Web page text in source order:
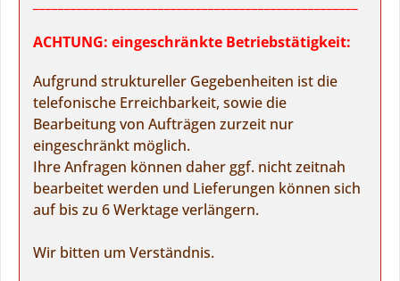
ACHTUNG: eingeschränkte Betriebstätigkeit:
Aufgrund struktureller Gegebenheiten ist die
telefonische Erreichbarkeit, sowie die
Bearbeitung von Aufträgen zurzeit nur
eingeschränkt möglich.
Ihre Anfragen können daher ggf. nicht zeitnah
bearbeitet werden und Lieferungen können sich
auf bis zu 6 Werktage verlängern.
Wir bitten um Verständnis.